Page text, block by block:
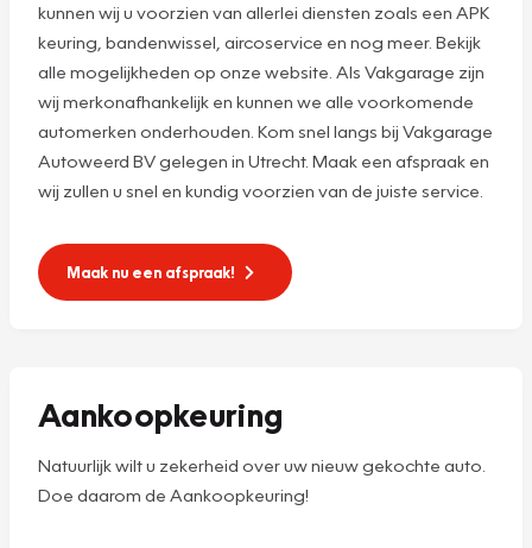
kunnen wij u voorzien van allerlei diensten zoals een APK
keuring, bandenwissel, aircoservice en nog meer. Bekijk
alle mogelijkheden op onze website. Als Vakgarage zijn
wij merkonafhankelijk en kunnen we alle voorkomende
automerken onderhouden. Kom snel langs bij Vakgarage
Autoweerd BV gelegen in Utrecht. Maak een afspraak en
wij zullen u snel en kundig voorzien van de juiste service.
Maak nu een afspraak!
Aankoopkeuring
Natuurlijk wilt u zekerheid over uw nieuw gekochte auto.
Doe daarom de Aankoopkeuring!